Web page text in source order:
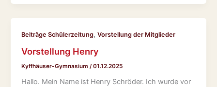
Beiträge Schülerzeitung,Vorstellung der Mitglieder
Vorstellung Henry
Kyffhäuser-Gymnasium /01.12.2025
Hallo. Mein Name ist Henry Schröder. Ich wurde vor